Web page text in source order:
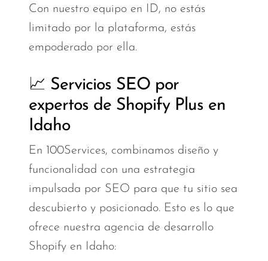
Con nuestro equipo en ID, no estás
limitado por la plataforma, estás
empoderado por ella.
📈 Servicios SEO por
expertos de Shopify Plus en
Idaho
En 100Services, combinamos diseño y
funcionalidad con una estrategia
impulsada por SEO para que tu sitio sea
descubierto y posicionado. Esto es lo que
ofrece nuestra agencia de desarrollo
Shopify en Idaho: